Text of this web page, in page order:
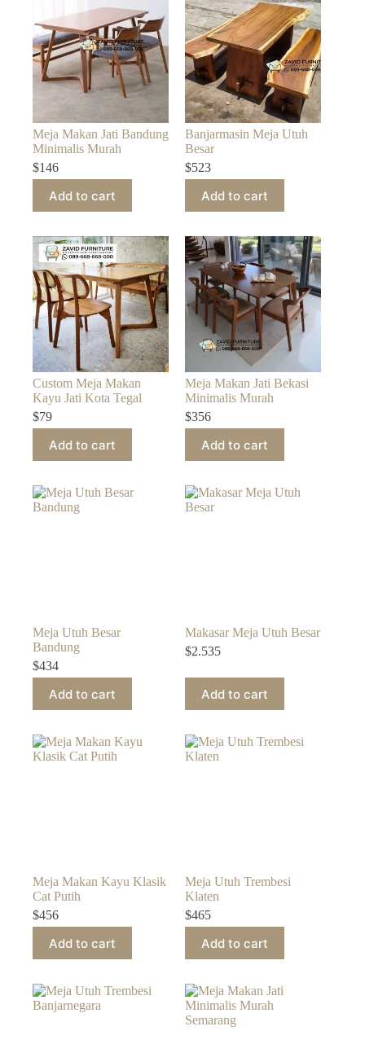
Meja Makan Jati Bandung
Minimalis Murah
$146
Add to cart
Banjarmasin Meja Utuh
Besar
$523
Add to cart
Custom Meja Makan
Kayu Jati Kota Tegal
$79
Add to cart
Meja Makan Jati Bekasi
Minimalis Murah
$356
Add to cart
Meja Utuh Besar
Bandung
$434
Add to cart
Makasar Meja Utuh Besar
$2.535
Add to cart
Meja Makan Kayu Klasik
Cat Putih
$456
Add to cart
Meja Utuh Trembesi
Klaten
$465
Add to cart